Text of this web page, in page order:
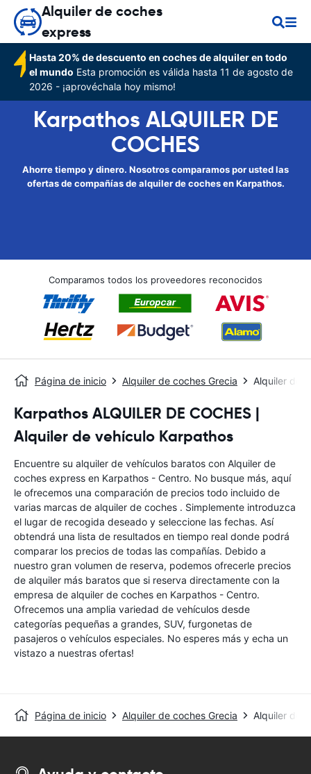
Alquiler de coches
express
Hasta 20% de descuento en coches de alquiler en todo
el mundo Esta promoción es válida hasta 11 de agosto de
2026 - ¡aprovéchala hoy mismo!
Karpathos ALQUILER DE
COCHES
Ahorre tiempo y dinero. Nosotros comparamos por usted las
ofertas de compañías de alquiler de coches en Karpathos.
Comparamos todos los proveedores reconocidos
Página de inicio Alquiler de coches Grecia Alquiler de
Karpathos ALQUILER DE COCHES |
Alquiler de vehículo Karpathos
Encuentre su alquiler de vehículos baratos con Alquiler de
coches express en Karpathos - Centro. No busque más, aquí
le ofrecemos una comparación de precios todo incluido de
varias marcas de alquiler de coches . Simplemente introduzca
el lugar de recogida deseado y seleccione las fechas. Así
obtendrá una lista de resultados en tiempo real donde podrá
comparar los precios de todas las compañías. Debido a
nuestro gran volumen de reserva, podemos ofrecerle precios
de alquiler más baratos que si reserva directamente con la
empresa de alquiler de coches en Karpathos - Centro.
Ofrecemos una amplia variedad de vehículos desde
categorías pequeñas a grandes, SUV, furgonetas de
pasajeros o vehículos especiales. No esperes más y echa un
vistazo a nuestras ofertas!
Página de inicio Alquiler de coches Grecia Alquiler de